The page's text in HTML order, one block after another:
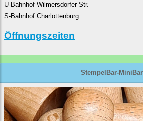
U-Bahnhof Wilmersdorfer Str.
S-Bahnhof Charlottenburg
Öffnungszeiten
StempelBar-MiniBar